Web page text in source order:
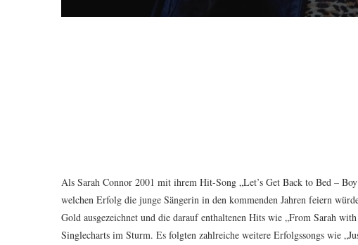
Als Sarah Connor 2001 mit ihrem Hit-Song „Let’s Get Back to Bed –
welchen Erfolg die junge Sängerin in den kommenden Jahren feiern
Gold ausgezeichnet und die darauf enthaltenen Hits wie „From Sarah
Singlecharts im Sturm. Es folgten zahlreiche weitere Erfolgssongs wie